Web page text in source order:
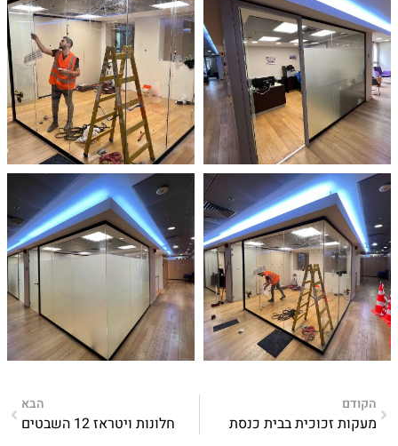
הקודם
מעקות זכוכית בבית כנסת
הבא
חלונות ויטראז 12 השבטים